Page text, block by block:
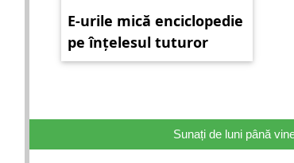
E-urile mică enciclopedie
pe înțelesul tuturor
Sunați de luni până